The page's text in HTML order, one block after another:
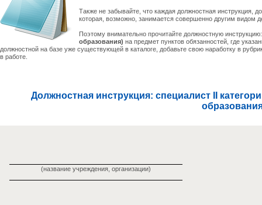
Также не забывайте, что каждая должностная инструкция,
которая, возможно, занимается совершенно другим видом
Поэтому внимательно прочитайте должностную
образования) на предмет пунктов обязанностей, где
должностной на базе уже существующей в каталоге, добавьте свою наработку в
в работе.
Должностная инструкция: специалист II
(название учреждения, организации)